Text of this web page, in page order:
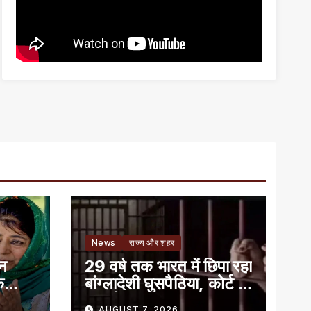
News राज्य और शहर
29 वर्ष तक भारत में छिपा रहा
बांग्लादेशी घुसपैठिया, कोर्ट ने
सुनाई 7 साल की सजा